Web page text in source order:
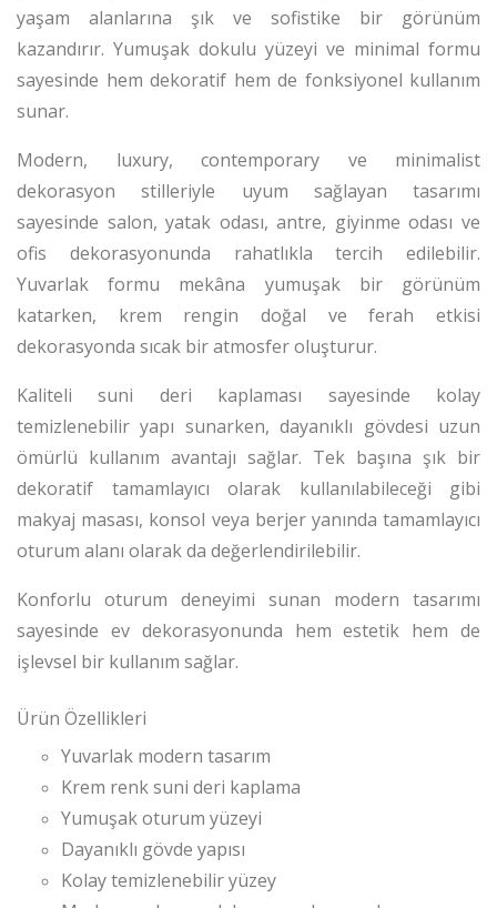
yaşam alanlarına şık ve sofistike bir görünüm
kazandırır. Yumuşak dokulu yüzeyi ve minimal formu
sayesinde hem dekoratif hem de fonksiyonel kullanım
sunar.
Modern, luxury, contemporary ve minimalist
dekorasyon stilleriyle uyum sağlayan tasarımı
sayesinde salon, yatak odası, antre, giyinme odası ve
ofis dekorasyonunda rahatlıkla tercih edilebilir.
Yuvarlak formu mekâna yumuşak bir görünüm
katarken, krem rengin doğal ve ferah etkisi
dekorasyonda sıcak bir atmosfer oluşturur.
Kaliteli suni deri kaplaması sayesinde kolay
temizlenebilir yapı sunarken, dayanıklı gövdesi uzun
ömürlü kullanım avantajı sağlar. Tek başına şık bir
dekoratif tamamlayıcı olarak kullanılabileceği gibi
makyaj masası, konsol veya berjer yanında tamamlayıcı
oturum alanı olarak da değerlendirilebilir.
Konforlu oturum deneyimi sunan modern tasarımı
sayesinde ev dekorasyonunda hem estetik hem de
işlevsel bir kullanım sağlar.
Ürün Özellikleri
Yuvarlak modern tasarım
Krem renk suni deri kaplama
Yumuşak oturum yüzeyi
Dayanıklı gövde yapısı
Kolay temizlenebilir yüzey